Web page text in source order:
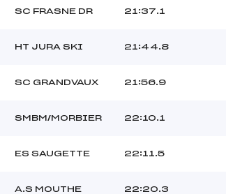
SC FRASNE DR 21:37.1
HT JURA SKI 21:44.8
SC GRANDVAUX 21:56.9
SMBM/MORBIER 22:10.1
ES SAUGETTE 22:11.5
A.S MOUTHE 22:20.3